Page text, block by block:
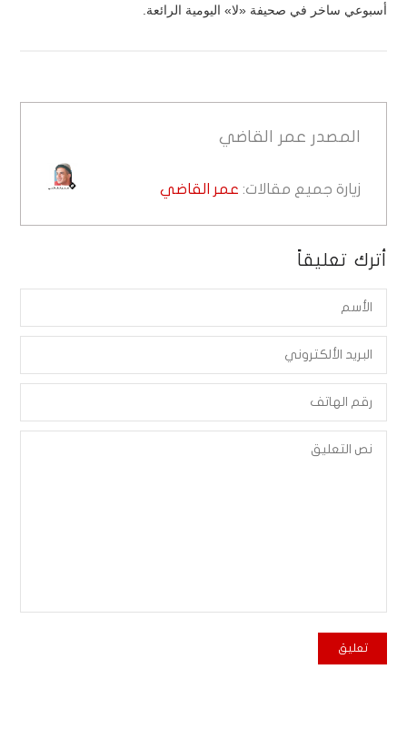
أسبوعي ساخر في صحيفة «لا» اليومية الرائعة.
المصدر عمر القاضي
زيارة جميع مقالات: عمر القاضي
أترك تعليقاً